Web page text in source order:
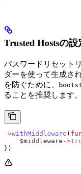
Trusted Hostsの設
パスワードリセット
ダーを使って生成さ
を防ぐために、
ることを推奨します。
->withMiddleware (
    $middleware
->
})